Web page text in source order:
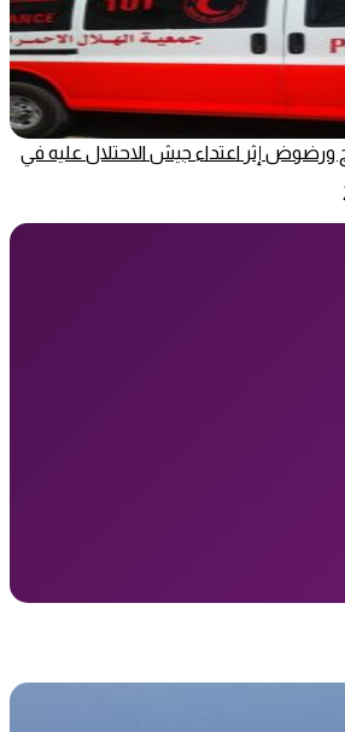
إثر اعتداء جيش الاحتلال عليه في